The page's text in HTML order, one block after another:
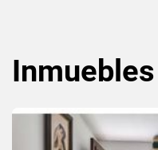
Inmuebles